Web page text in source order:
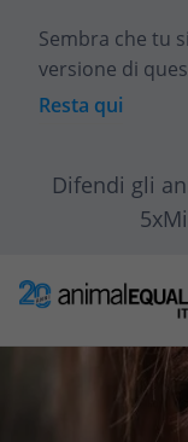
Sembra che tu
versione di
Resta qui
Difendi gli